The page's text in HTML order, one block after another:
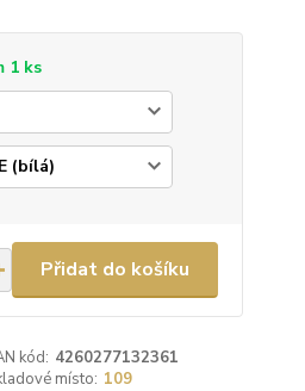
1 ks
Přidat do košíku
kód: 4260277132361
místo: 109